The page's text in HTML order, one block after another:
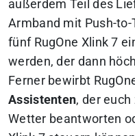
außerdem Teil des
Armband mit Push-to-
fünf RugOne Xlink 7
werden, der dann
Ferner bewirbt
Assistenten, der
Wetter beantworten